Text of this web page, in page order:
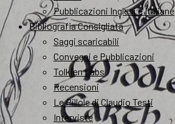
Pubblicazioni Inglesi e Italiane
Bibliografia Consigliata
Saggi scaricabili
Convegni e Pubblicazioni
Tolkien Labs
Recensioni
Le Pillole di Claudio Testi
Interviste